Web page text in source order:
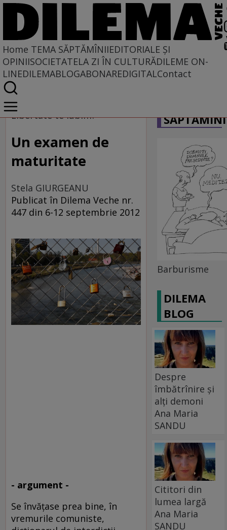
Home TEMA SĂPTĂMÎNIIEDITORIALE ȘI
OPINIISOCIETATELA ZI ÎN CULTURĂDILEME ON-
LINEDILEMABLOGABONAREDIGITALContact
Home
Tema săptămînii
Libertate te iubim?
Un examen de
maturitate
Stela GIURGEANU
Publicat în Dilema Veche nr.
447 din 6-12 septembrie 2012
- argument -
Se învăţase prea bine, în
vremurile comuniste,
Barburisme
DILEMA
BLOG
Despre
îmbătrînire și
alți demoni
Ana Maria
SANDU
Cititori din
lumea largă
Ana Maria
SANDU